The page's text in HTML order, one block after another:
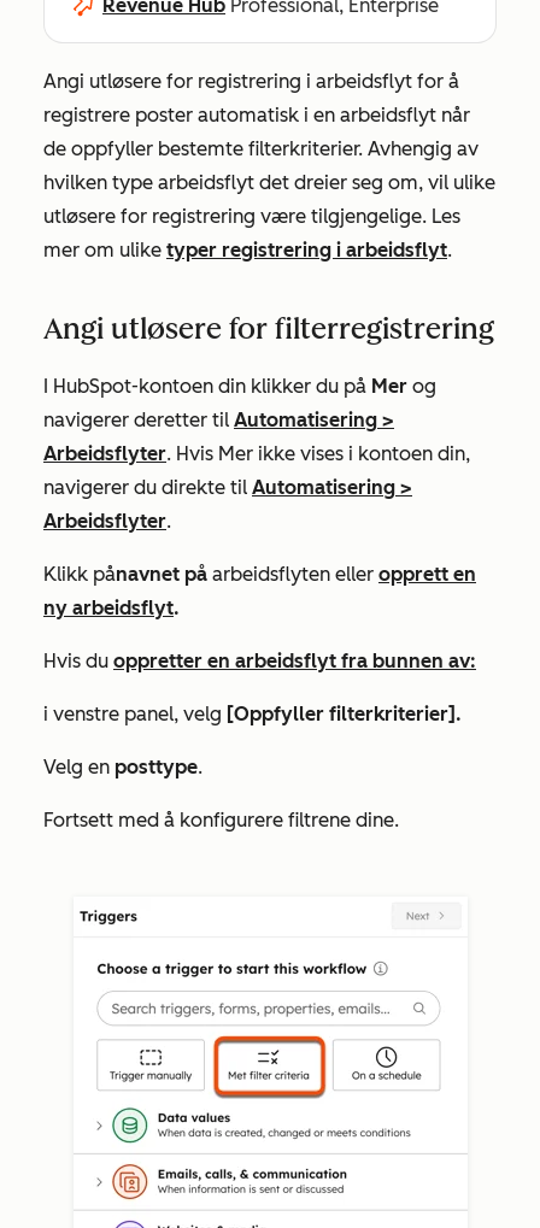
Revenue Hub Professional, Enterprise
Angi utløsere for registrering i arbeidsflyt for å
registrere poster automatisk i en arbeidsflyt når
de oppfyller bestemte filterkriterier. Avhengig av
hvilken type arbeidsflyt det dreier seg om, vil ulike
utløsere for registrering være tilgjengelige. Les
mer om ulike typer registrering i arbeidsflyt.
Angi utløsere for filterregistrering
I HubSpot-kontoen din klikker du på Mer og
navigerer deretter til Automatisering >
Arbeidsflyter. Hvis Mer ikke vises i kontoen din,
navigerer du direkte til Automatisering >
Arbeidsflyter.
Klikk pånavnet på arbeidsflyten eller opprett en
ny arbeidsflyt.
Hvis du oppretter en arbeidsflyt fra bunnen av:
i venstre panel, velg [Oppfyller filterkriterier].
Velg en posttype.
Fortsett med å konfigurere filtrene dine.